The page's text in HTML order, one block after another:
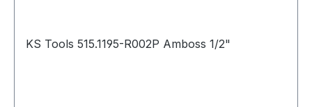
KS Tools 515.1195-R002P Amboss 1/2"